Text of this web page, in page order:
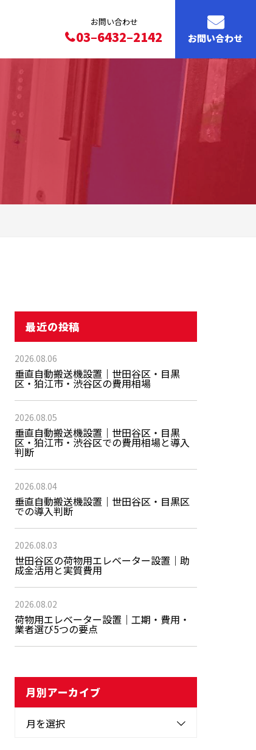
お問い合わせ
03–6432–2142 お問い合わせ
最近の投稿
2026.08.06
垂直自動搬送機設置｜世田谷区・目黒
区・狛江市・渋谷区の費用相場
2026.08.05
垂直自動搬送機設置｜世田谷区・目黒
区・狛江市・渋谷区での費用相場と導入
判断
2026.08.04
垂直自動搬送機設置｜世田谷区・目黒区
での導入判断
2026.08.03
世田谷区の荷物用エレベーター設置｜助
成金活用と実質費用
2026.08.02
荷物用エレベーター設置｜工期・費用・
業者選び5つの要点
月別アーカイブ
月を選択